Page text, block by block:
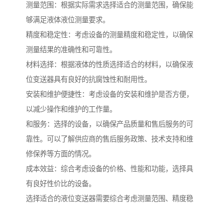
测量范围：根据实际需求选择适合的测量范围，确保能
够满足液体液位测量要求。
精度和稳定性：考虑设备的测量精度和稳定性，以确保
测量结果的准确性和可靠性。
材料选择：根据液体的性质选择适合的材料，以确保液
位变送器具有良好的抗腐蚀性和耐用性。
安装和维护便捷性：考虑设备的安装和维护是否方便，
以减少操作和维护的工作量。
和服务：选择的设备，以确保产品质量和售后服务的可
靠性。可以了解供应商的售后服务政策、技术支持和维
修保养等方面的情况。
成本效益：综合考虑设备的价格、性能和功能，选择具
有良好性价比的设备。
选择适合的液位变送器需要综合考虑测量范围、精度稳